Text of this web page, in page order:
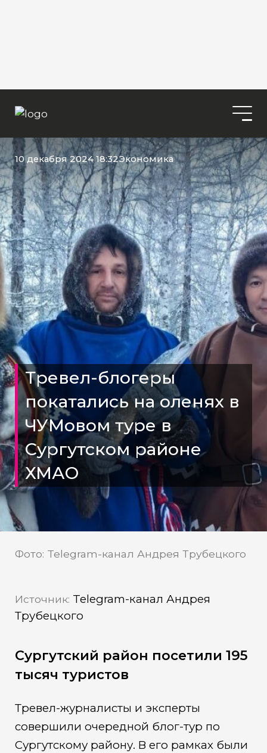
10 декабря 2024 18:32Экономика
Тревел-блогеры
покатались на оленях в
ЧУМовом туре в
Сургутском районе
ХМАО
Фото: Telegram-канал Андрея Трубецкого
Источник: Telegram-канал Андрея
Трубецкого
Сургутский район посетили 195
тысяч туристов
Тревел-журналисты и эксперты
совершили очередной блог-тур по
Сургутскому району. В его рамках были